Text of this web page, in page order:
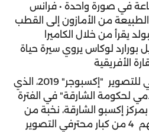
ويلكس30 ساعة في صورة واحدة • فرانس
من الأمازون إلى القطب
يقرأ من خلال الكاميرا
بورارد لوكاس يروي سيرة حياة
الأفريقية
يجمع المهرجان الدولي للتصوير "إكسبوجر" 2019، الذي
لحكومة الشارقة" في الفترة
بمركز إكسبو الشارقة، نخبة من
مصورين عالميين منهم 4 من كبار محترفي التصوير